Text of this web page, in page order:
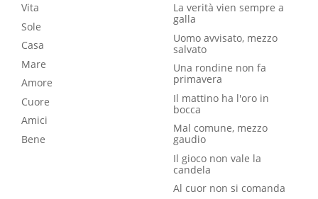
Vita
Sole
Casa
Mare
Amore
Cuore
Amici
Bene
La verità vien sempre a
galla
Uomo avvisato, mezzo
salvato
Una rondine non fa
primavera
Il mattino ha l'oro in
bocca
Mal comune, mezzo
gaudio
Il gioco non vale la
candela
Al cuor non si comanda